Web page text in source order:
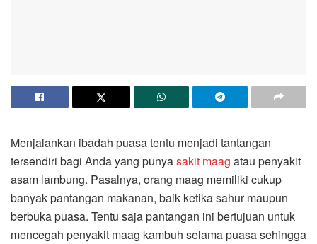
Menjalankan ibadah puasa tentu menjadi tantangan
tersendiri bagi Anda yang punyasakit maag atau penyakit
asam lambung. Pasalnya, orang maag memiliki cukup
banyak pantangan makanan, baik ketika sahur maupun
berbuka puasa. Tentu saja pantangan ini bertujuan untuk
mencegah penyakit maag kambuh selama puasa sehingga